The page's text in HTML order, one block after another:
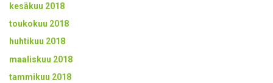
kesäkuu 2018
toukokuu 2018
huhtikuu 2018
maaliskuu 2018
tammikuu 2018